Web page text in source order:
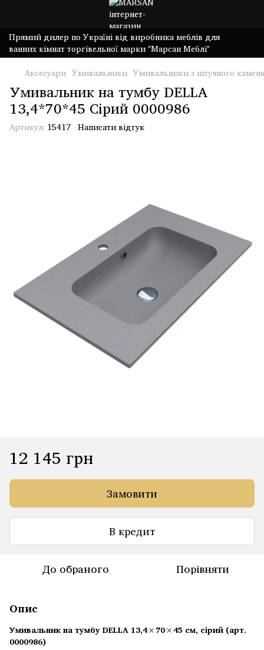
Прямий дилер по Україні від виробника меблів для
ванних кімнат торгівельної марки "Марсан Меблі"
Аксесуари Умивальники Умивальники з штучного
Умивальник на тумбу DELLA
13,4*70*45 Сірий 0000986
Артикул: 15417 Написати відгук
12 145 грн
Замовити
В кредит
До обраного Порівняти
Опис
Умивальник на тумбу DELLA 13,4×70×45 см, сірий (арт.
0000986)